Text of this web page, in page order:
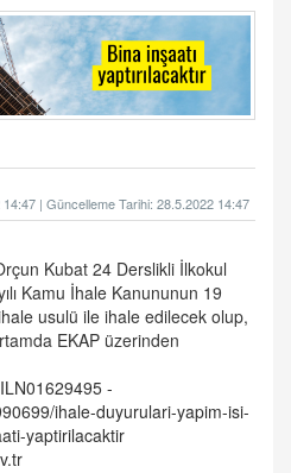
| Güncelleme Tarihi: 28.5.2022 14:47
Kubat 24 Derslikli İlkokul
Kamu İhale Kanununun 19
usulü ile ihale edilecek olup,
EKAP üzerinden
ILN01629495 -
ihale-duyurulari-yapim-isi-
yaptirilacaktir